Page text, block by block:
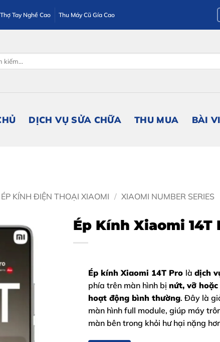
Thợ Tay Nghề Cao Thu Máy Cũ Gía Cao
DỊCH VỤ SỬA CHỮA THU MUA BÀI
ÉP KÍNH ĐIỆN THOẠI XIAOMI / XIAOMI NUMBER SERIES
Ép Kính Xiaomi 14T
Ép kính Xiaomi 14T Pro là dịch
phía trên màn hình bị nứt, vỡ
hoạt động bình thường. Đây là
màn hình full module, giúp máy
màn bên trong khỏi hư hại nặng